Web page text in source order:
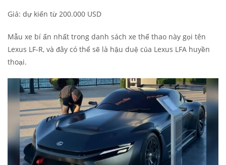
Giá: dự kiến từ 200.000 USD
Mẫu xe bí ẩn nhất trong danh sách xe thể thao này gọi tên
Lexus LF-R, và đây có thể sẽ là hậu duệ của Lexus LFA huyền
thoại.